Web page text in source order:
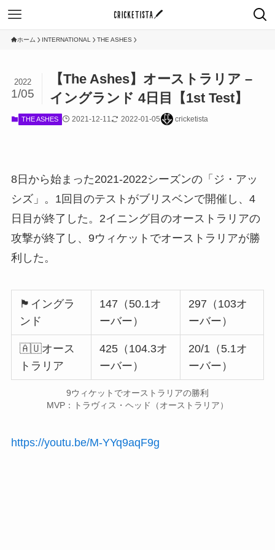
ホーム INTERNATIONAL THE ASHES
【The Ashes】オーストラリア –
イングランド 4日目【1st Test】
2022
1/05
THE ASHES 2021-12-11 2022-01-05 cricketista
8日から始まった2021-2022シーズンの「ジ・アッ
シズ」。1回目のテストがブリスベンで開催し、4
日目が終了した。2イニング目のオーストラリアの
攻撃が終了し、9ウィケットでオーストラリアが勝
利した。
🏴󠁧󠁢󠁥󠁮󠁧󠁿イングラ
ンド
147（50.1オ
ーバー）
297（103オ
ーバー）
🇦🇺オース
トラリア
425（104.3オ
ーバー）
20/1（5.1オ
ーバー）
9ウィケットでオーストラリアの勝利
MVP：トラヴィス・ヘッド（オーストラリア）
https://youtu.be/M-YYq9aqF9g